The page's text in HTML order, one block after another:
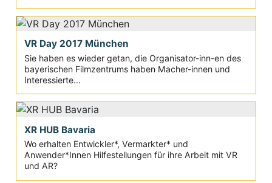
VR Day 2017 München
Sie haben es wieder getan, die Organisator-inn-en des
bayerischen Filmzentrums haben Macher-innen und
Interessierte...
XR HUB Bavaria
Wo erhalten Entwickler*, Vermarkter* und
Anwender*Innen Hilfestellungen für ihre Arbeit mit VR
und AR?